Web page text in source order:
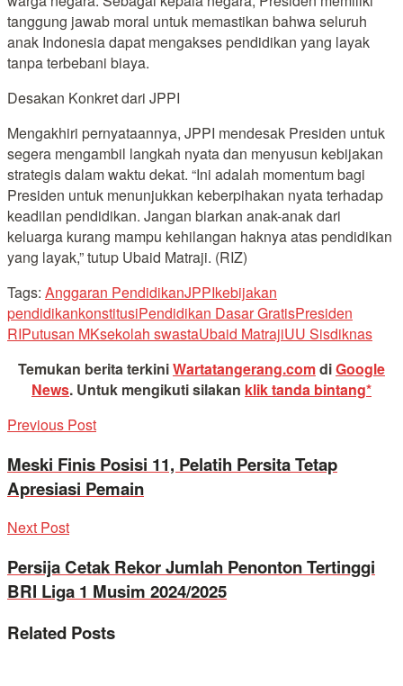
tanggung jawab moral untuk memastikan bahwa seluruh
anak Indonesia dapat mengakses pendidikan yang layak
tanpa terbebani biaya.
Desakan Konkret dari JPPI
Mengakhiri pernyataannya, JPPI mendesak Presiden untuk
segera mengambil langkah nyata dan menyusun kebijakan
strategis dalam waktu dekat. “Ini adalah momentum bagi
Presiden untuk menunjukkan keberpihakan nyata terhadap
keadilan pendidikan. Jangan biarkan anak-anak dari
keluarga kurang mampu kehilangan haknya atas pendidikan
yang layak,” tutup Ubaid Matraji. (RIZ)
Tags: Anggaran PendidikanJPPIkebijakan
pendidikankonstitusiPendidikan Dasar GratisPresiden
RIPutusan MKsekolah swastaUbaid MatrajiUU Sisdiknas
Temukan berita terkiniWartatangerang.comdiGoogle
News. Untuk mengikuti silakan klik tanda bintang*
Previous Post
Meski Finis Posisi 11, Pelatih Persita Tetap
Apresiasi Pemain
Next Post
Persija Cetak Rekor Jumlah Penonton Tertinggi
BRI Liga 1 Musim 2024/2025
Related Posts